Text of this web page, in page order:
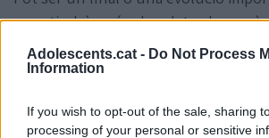
Adolescents.cat - Do Not Process
Information
If you wish to opt-out of the sale, sharing
processing of your personal or sensitive
mes, tindràs més claredat sobre què
Clau del mes:
convicció.